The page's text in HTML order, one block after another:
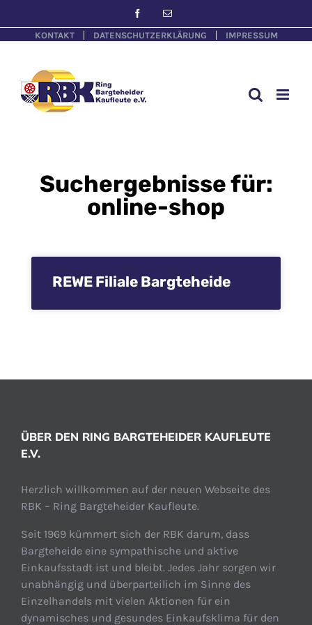
KONTAKT DATENSCHUTZERKLÄRUNG IMPRESSUM
Suchergebnisse für:
online-shop
REWE Filiale Bargteheide
ÜBER DEN RING BARGTEHEIDER KAUFLEUTE
E.V.
Herzlich willkommen auf der neuen Webseite des
RBK – Ring Bargteheider Kaufleute.
Seit 1969 kümmert sich der RBK darum, dass
Bargteheide eine sympathische und aktive
Einkaufsstadt ist und bleibt. Jedes Jahr sorgen wir
unabhängig und überparteilich im Sinne des
Einzelhandels mit vielen Aktionen für ein
dynamisches und gesundes Einkaufsklima für den